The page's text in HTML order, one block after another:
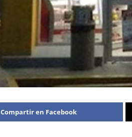
Compartir en Facebook